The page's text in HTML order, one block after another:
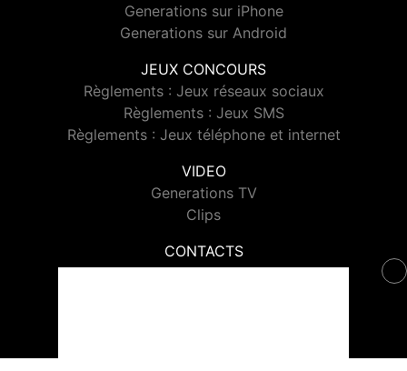
Generations sur iPhone
Generations sur Android
JEUX CONCOURS
Règlements : Jeux réseaux sociaux
Règlements : Jeux SMS
Règlements : Jeux téléphone et internet
VIDEO
Generations TV
Clips
CONTACTS
Contacter Generations